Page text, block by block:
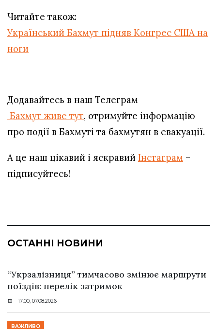
Читайте також:
Український Бахмут підняв Конгрес США на
ноги
Додавайтесь в наш Телеграм
Бахмут живе тут, отримуйте інформацію
про події в Бахмуті та бахмутян в евакуації.
А це наш цікавий і яскравий Інстаграм –
підписуйтесь!
ОСТАННІ НОВИНИ
“Укрзалізниця” тимчасово змінює маршрути
поїздів: перелік затримок
17:00, 07.08.2026
ВАЖЛИВО